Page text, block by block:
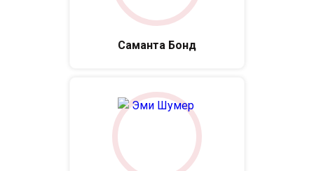
Саманта Бонд